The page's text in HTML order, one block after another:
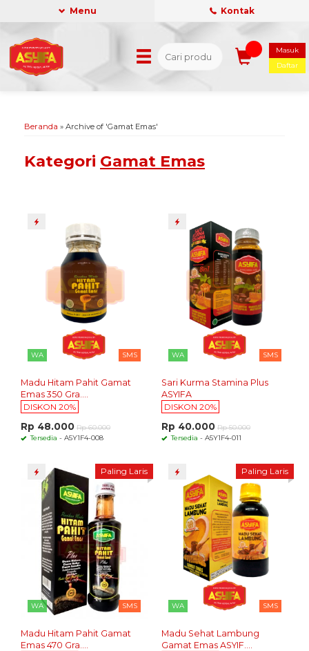
Menu Kontak
Masuk
Daftar
Beranda » Archive of 'Gamat Emas'
Kategori Gamat Emas
WA SMS
Madu Hitam Pahit Gamat
Emas 350 Gra....
DISKON 20%
Rp 48.000 Rp 60.000
Tersedia - A5Y1F4-008
WA SMS
Sari Kurma Stamina Plus
ASYIFA
DISKON 20%
Rp 40.000 Rp 50.000
Tersedia - A5Y1F4-011
Paling Laris
WA SMS
Madu Hitam Pahit Gamat
Emas 470 Gra....
Paling Laris
WA SMS
Madu Sehat Lambung
Gamat Emas ASYIF....